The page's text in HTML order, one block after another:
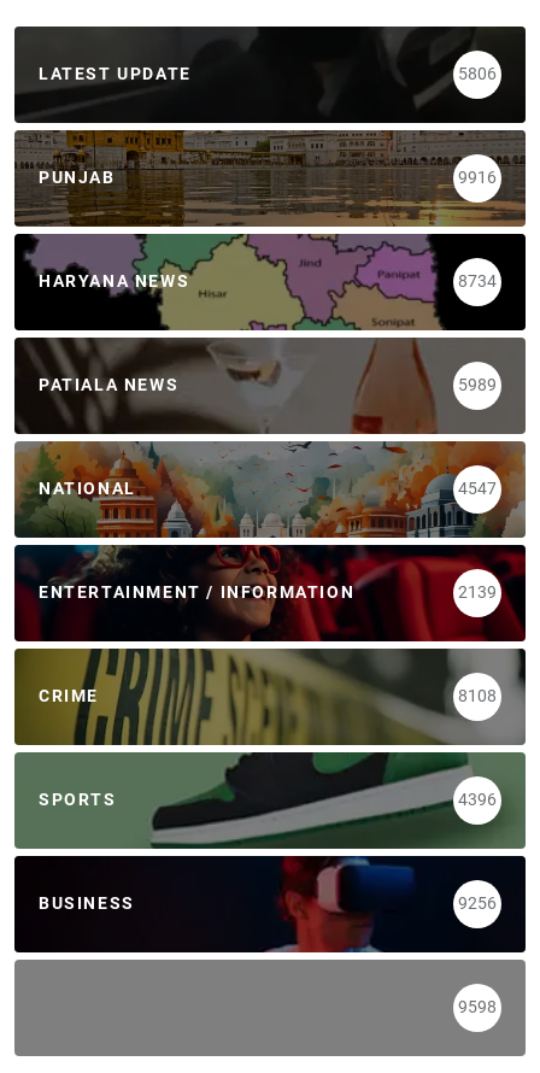
LATEST UPDATE 5806
PUNJAB 9916
HARYANA NEWS 8734
PATIALA NEWS 5989
NATIONAL 4547
ENTERTAINMENT / INFORMATION 2139
CRIME 8108
SPORTS 4396
BUSINESS 9256
9598